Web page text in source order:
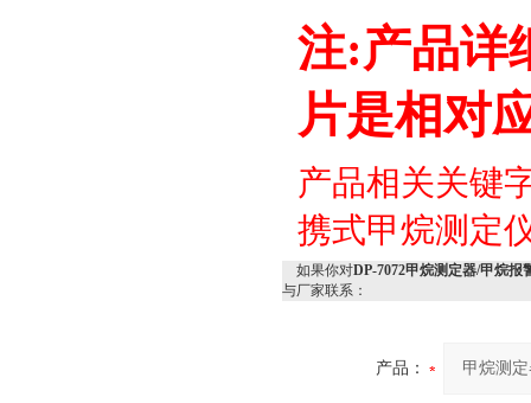
注:产品详
片是相对
产品相关关键
携式甲烷测定
如果你对DP-7072甲烷测定器/甲烷
与厂家联系：
产品：